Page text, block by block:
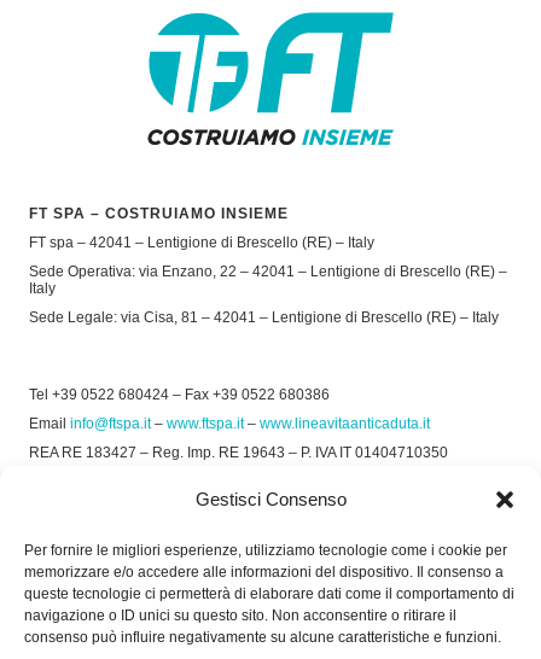
Gestisci Consenso
Per fornire le migliori esperienze, utilizziamo tecnologie come i cookie per
memorizzare e/o accedere alle informazioni del dispositivo. Il consenso a
queste tecnologie ci permetterà di elaborare dati come il comportamento di
navigazione o ID unici su questo sito. Non acconsentire o ritirare il
consenso può influire negativamente su alcune caratteristiche e funzioni.
FT SPA – COSTRUIAMO INSIEME
FT spa – 42041 – Lentigione di Brescello (RE) – Italy
Sede Operativa: via Enzano, 22 – 42041 – Lentigione di Brescello (RE) –
Italy
Sede Legale: via Cisa, 81 – 42041 – Lentigione di Brescello (RE) – Italy
Tel +39 0522 680424 – Fax +39 0522 680386
Email info@ftspa.it– www.ftspa.it– www.lineavitaanticaduta.it
REA RE 183427 – Reg. Imp. RE 19643 – P. IVA IT 01404710350
Privacy Policy–Cookie Policy
SOCIAL